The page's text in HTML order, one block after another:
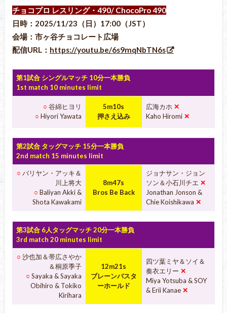
チョコプロ レスリング・490/ ChocoPro 490
日時：2025/11/23（日）17:00（JST）
会場：市ヶ谷チョコレート広場
配信URL： https://youtu.be/6s9mqNbTN6s
第1試合 シングルマッチ 10分一本勝負
1st match 10 minutes limit
○ 谷綿ヒヨリ
○ Hiyori Yawata
5m10s
押さえ込み
広海カホ ✕
Kaho Hiromi ✕
第2試合 タッグマッチ 15分一本勝負
2nd match 15 minutes limit
○ バリヤン・アッキ＆
川上将大
○ Baliyan Akki &
Shota Kawakami
8m47s
Bros Be Back
ジョナサン・ジョン
ソン＆小石川チエ ✕
Jonathan Jonson &
Chie Koishikawa ✕
第3試合 6人タッグマッチ 20分一本勝負
3rd match 20 minutes limit
○ 沙也加＆帯広さやか
＆桐原季子
○ Sayaka & Sayaka
Obihiro & Tokiko
Kirihara
12m21s
ブレーンバスタ
ーホールド
四ツ葉ミヤ＆ソイ＆
奏衣エリー ✕
Miya Yotsuba & SOY
& Erii Kanae ✕